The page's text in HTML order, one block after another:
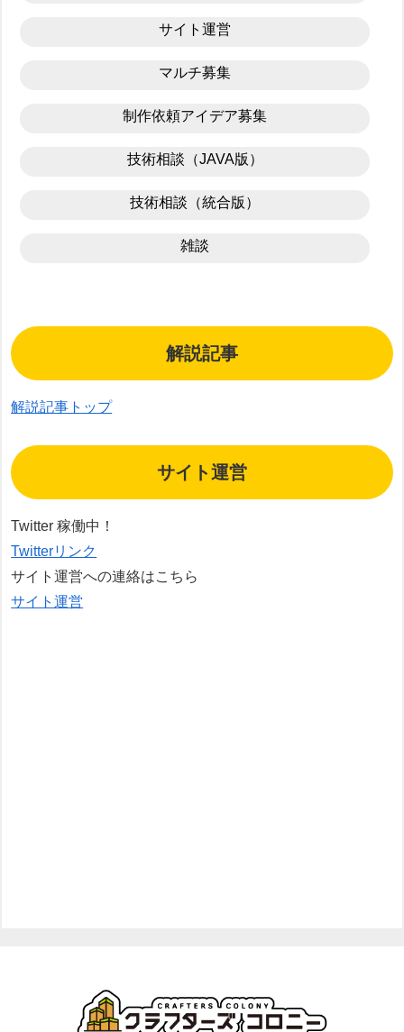
サイト運営
マルチ募集
制作依頼アイデア募集
技術相談（JAVA版）
技術相談（統合版）
雑談
解説記事
解説記事トップ
サイト運営
Twitter 稼働中！
Twitterリンク
サイト運営への連絡はこちら
サイト運営